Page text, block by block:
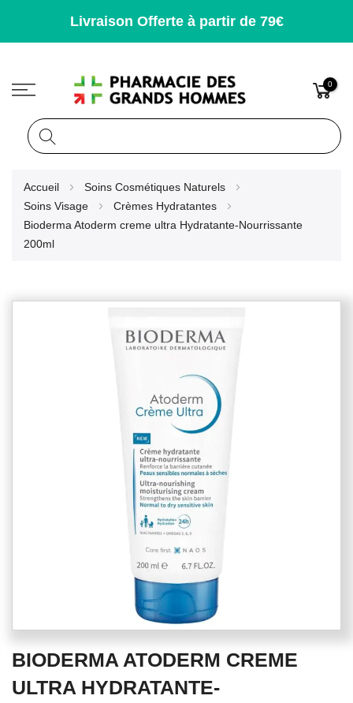
Livraison Offerte à partir de 79€
0
Accueil
Soins Cosmétiques Naturels
Soins Visage
Crèmes Hydratantes
Bioderma Atoderm creme ultra Hydratante-Nourrissante
200ml
to
beginning
BIODERMA ATODERM CREME
ULTRA HYDRATANTE-